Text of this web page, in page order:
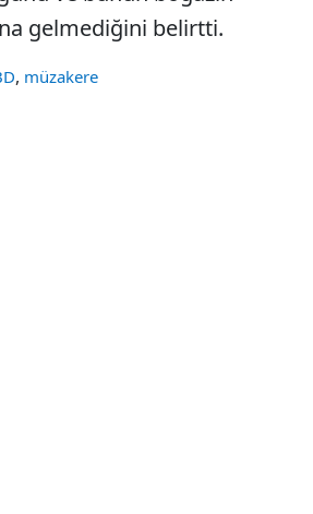
gelmediğini belirtti.
, müzakere